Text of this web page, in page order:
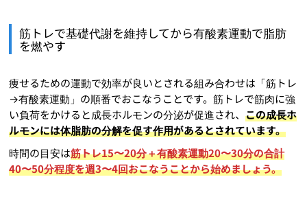
筋トレで基礎代謝を維持してから有酸素運動で脂肪
を燃やす
痩せるための運動で効率が良いとされる組み合わせは「筋トレ
→有酸素運動」の順番でおこなうことです。筋トレで筋肉に強
い負荷をかけると成長ホルモンの分泌が促進され、この成長ホ
ルモンには体脂肪の分解を促す作用があるとされています。
時間の目安は筋トレ15〜20分＋有酸素運動20〜30分の合計
40〜50分程度を週3〜4回おこなうことから始めましょう。